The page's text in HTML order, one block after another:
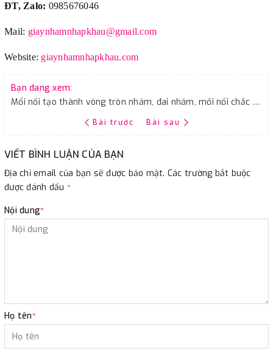
ĐT, Zalo: 0985676046
Mail: giaynhamnhapkhau@gmail.com
Website: giaynhamnhapkhau.com
Bạn đang xem:
Mối nối tạo thành vòng tròn nhám, đai nhám, mối nối chắc chắn
Bài trước Bài sau
VIẾT BÌNH LUẬN CỦA BẠN
Địa chỉ email của bạn sẽ được bảo mật. Các trường bắt buộc
được đánh dấu *
Nội dung*
Họ tên*